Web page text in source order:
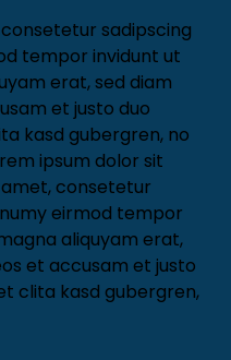
sadipscing
tempor invidunt ut
erat, sed diam
et justo duo
kasd gubergren, no
ipsum dolor sit
consetetur
eirmod tempor
aliquyam erat,
et accusam et justo
clita kasd gubergren,